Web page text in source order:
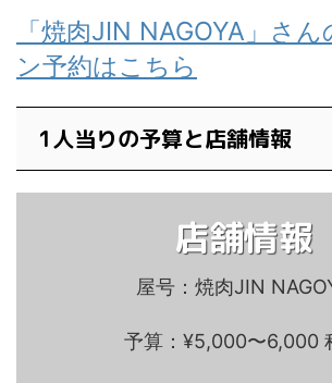
「焼肉JIN NAGOYA」さ
ン予約はこちら
1人当りの予算と店舗情報
店舗情報
屋号：焼肉JIN
予算：¥5,000〜6,000